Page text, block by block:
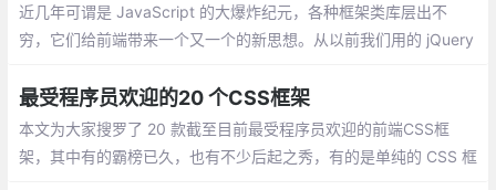
近几年可谓是 JavaScript 的大爆炸纪元，各种框架类库层出不
穷，它们给前端带来一个又一个的新思想。从以前我们用的 jQuery
Ember.js、AngularJS 数据绑定的理念，再到现在的 React、Vue
虚拟 DOM 的思想。
最受程序员欢迎的20 个CSS框架
本文为大家搜罗了 20 款截至目前最受程序员欢迎的前端CSS框
架，其中有的霸榜已久，也有不少后起之秀，有的是单纯的 CSS 框